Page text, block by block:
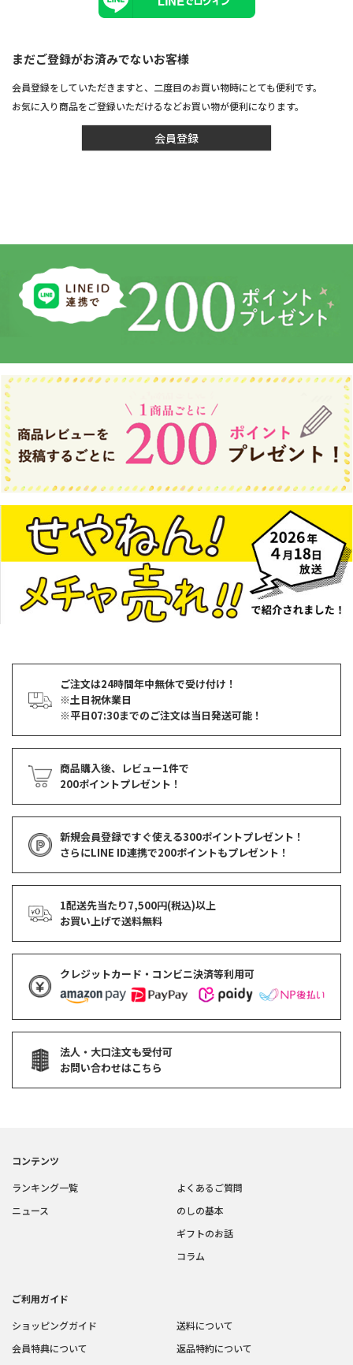
まだご登録がお済みでないお客様
会員登録をしていただきますと、二度目のお買い物時にとても便利です。
お気に入り商品をご登録いただけるなどお買い物が便利になります。
会員登録
ご注文は24時間年中無休で受け付け！
※土日祝休業日
※平日07:30までのご注文は当日発送可能！
商品購入後、レビュー1件で
200ポイントプレゼント！
新規会員登録ですぐ使える300ポイントプレゼント！
さらにLINE ID連携で200ポイントもプレゼント！
1配送先当たり7,500円(税込)以上
お買い上げで送料無料
クレジットカード・コンビニ決済等利用可
法人・大口注文も受付可
お問い合わせはこちら
コンテンツ
ランキング一覧
ニュース
よくあるご質問
のしの基本
ギフトのお話
コラム
ご利用ガイド
ショッピングガイド
会員特典について
送料について
返品特約について